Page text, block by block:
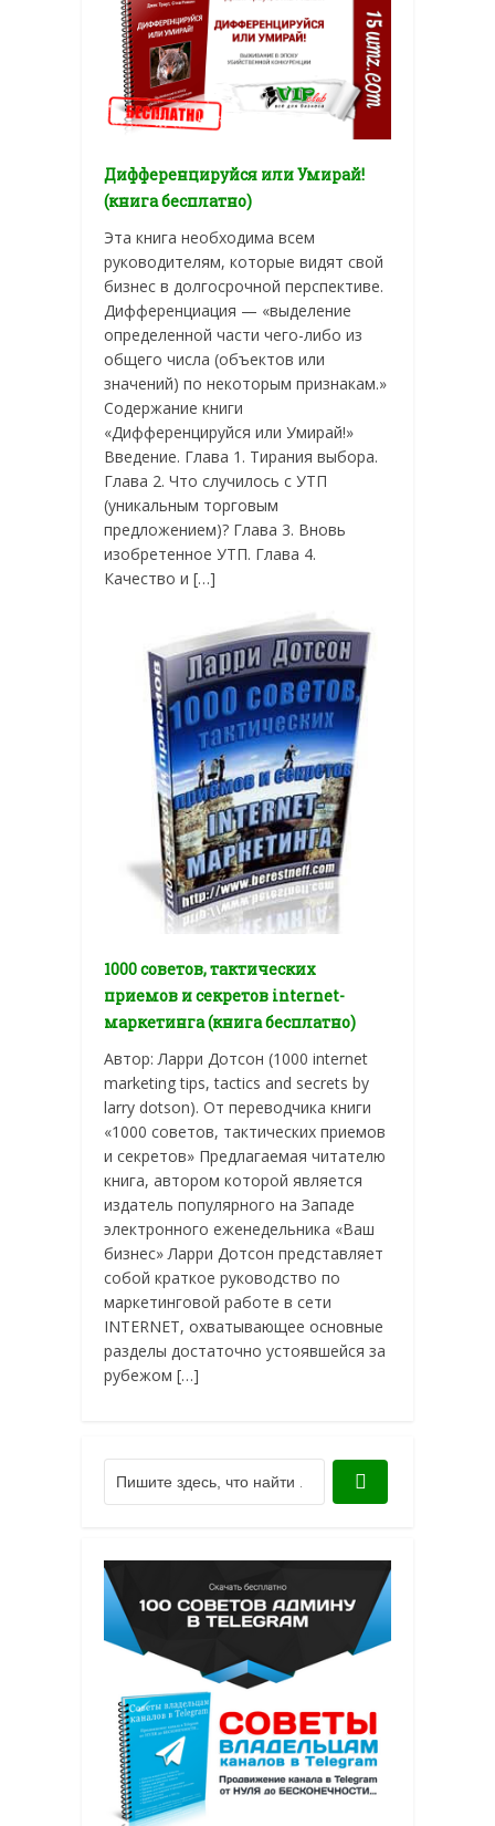
Дифференцируйся или Умирай!
(книга бесплатно)
Эта книга необходима всем
руководителям, которые видят свой
бизнес в долгосрочной перспективе.
Дифференциация — «выделение
определенной части чего-либо из
общего числа (объектов или
значений) по некоторым признакам.»
Содержание книги
«Дифференцируйся или Умирай!»
Введение. Глава 1. Тирания выбора.
Глава 2. Что случилось с УТП
(уникальным торговым
предложением)? Глава 3. Вновь
изобретенное УТП. Глава 4.
Качество и […]
1000 советов, тактических
приемов и секретов internet-
маркетинга (книга бесплатно)
Автор: Ларри Дотсон (1000 internet
marketing tips, tactics and secrets by
larry dotson). От переводчика книги
«1000 советов, тактических приемов
и секретов» Предлагаемая читателю
книга, автором которой является
издатель популярного на Западе
электронного еженедельника «Ваш
бизнес» Ларри Дотсон представляет
собой краткое руководство по
маркетинговой работе в сети
INTERNET, охватывающее основные
разделы достаточно устоявшейся за
рубежом […]